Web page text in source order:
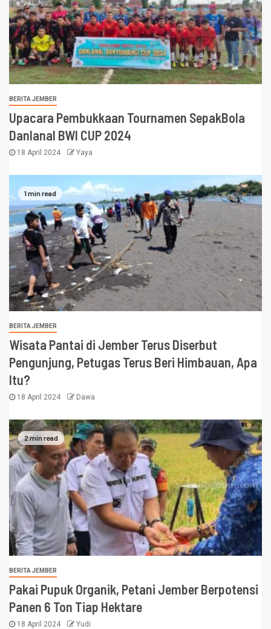
BERITA JEMBER
Upacara Pembukkaan Tournamen SepakBola
Danlanal BWI CUP 2024
18 April 2024 Yaya
1 min read
BERITA JEMBER
Wisata Pantai di Jember Terus Diserbut
Pengunjung, Petugas Terus Beri Himbauan, Apa
Itu?
18 April 2024 Dawa
2 min read
BERITA JEMBER
Pakai Pupuk Organik, Petani Jember Berpotensi
Panen 6 Ton Tiap Hektare
18 April 2024 Yudi